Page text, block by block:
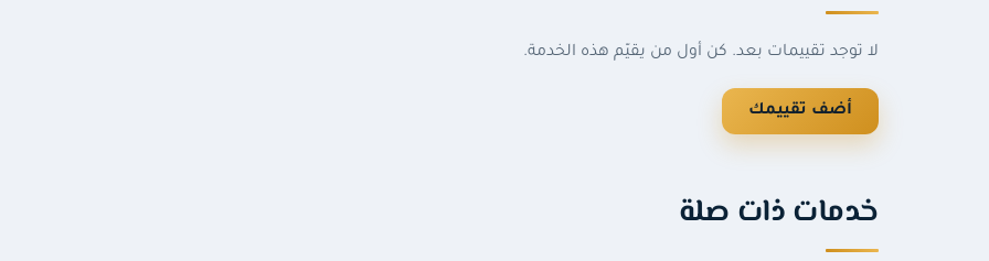
لا ندعم الحسابات السياسية أو الإرهابية أو العنصرية أو الجنسية أو المخالفة للقوانين.
كيف تعمل خدمة الأوتو لايك لعدد صور محدد؟
بعد تفعيل الخدمة يُربط حسابك بسيرفرنا، وكلما نشرت صورة جديدة يرسل النظام لها عدد اللايكات الذي حددته
لا توجد تقييمات بعد. كن أول من يقيّم هذه الخدمة.
أضف تقييمك
خدمات ذات صلة